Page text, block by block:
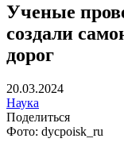
Ученые
создали
дорог
20.03.2024
Наука
Поделиться
Фото: dycpoisk_ru